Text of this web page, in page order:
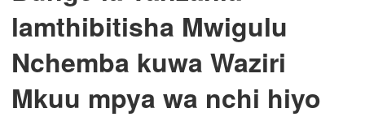
lamthibitisha Mwigulu
Nchemba kuwa Waziri
Mkuu mpya wa nchi hiyo